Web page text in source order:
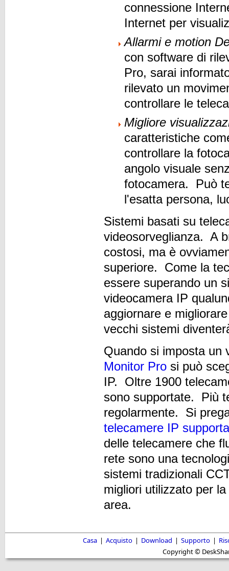
connessione
Internet per
Allarmi e motion
con software di
Pro, sarai
rilevato un
controllare le
Migliore
caratteristiche
controllare la
angolo visuale
fotocamera. Può
l'esatta persona,
Sistemi basati su
videosorveglianza. A
costosi, ma è
superiore. Come la
essere superando un
videocamera IP
aggiornare e
vecchi sistemi
Quando si imposta un
Monitor Pro si può
IP. Oltre 1900
sono supportate. Più
regolarmente. Si
telecamere IP
delle telecamere che
rete sono una
sistemi tradizionali
migliori utilizzato per
area.
Casa | Acquisto | Download | Supporto |
Copyright ©